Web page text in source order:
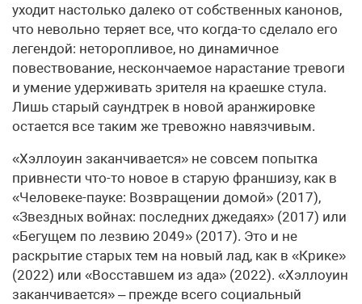
уходит настолько далеко от собственных канонов,
что невольно теряет все, что когда-то сделало его
легендой: неторопливое, но динамичное
повествование, нескончаемое нарастание тревоги
и умение удерживать зрителя на краешке стула.
Лишь старый саундтрек в новой аранжировке
остается все таким же тревожно навязчивым.
«Хэллоуин заканчивается» не совсем попытка
привнести что-то новое в старую франшизу, как в
«Человеке-пауке: Возвращении домой» (2017),
«Звездных войнах: последних джедаях» (2017) или
«Бегущем по лезвию 2049» (2017). Это и не
раскрытие старых тем на новый лад, как в «Крике»
(2022) или «Восставшем из ада» (2022). «Хэллоуин
заканчивается» – прежде всего социальный